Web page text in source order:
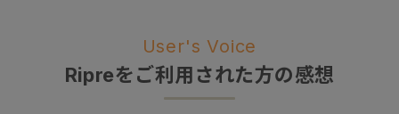
User's Voice
Ripreをご利用された方の感想